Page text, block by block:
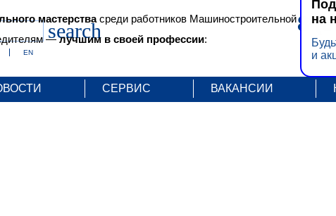
search
EN
8
СЕРВИС ВАКАНСИИ
мастерствасреди работников Машиностроительной
—лучшим в своей профессии:
на
и